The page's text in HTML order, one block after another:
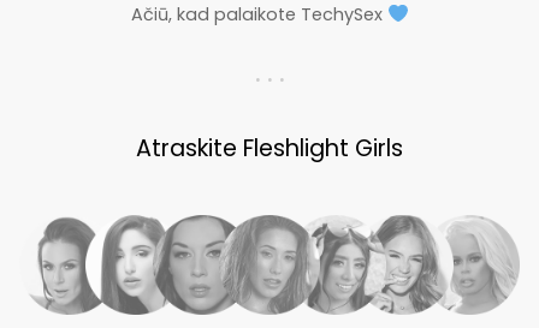
Ačiū, kad palaikote TechySex
. . .
Atraskite Fleshlight Girls